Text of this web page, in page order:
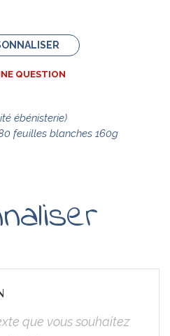
QUESTION
ébénisterie)
feuilles blanches 160g